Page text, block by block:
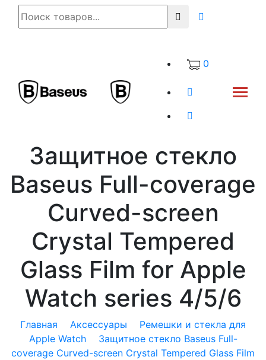
0
Защитное стекло
Baseus Full-coverage
Curved-screen
Crystal Tempered
Glass Film for Apple
Watch series 4/5/6
Главная Аксессуары
Ремешки и стекла для
Apple Watch
Защитное стекло Baseus Full-
coverage Curved-screen Crystal Tempered Glass Film